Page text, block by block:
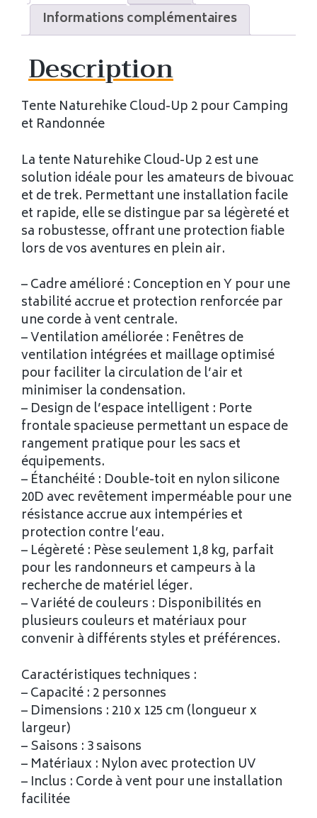
Informations complémentaires
Description
Tente Naturehike Cloud-Up 2 pour Camping
et Randonnée
La tente Naturehike Cloud-Up 2 est une
solution idéale pour les amateurs de bivouac
et de trek. Permettant une installation facile
et rapide, elle se distingue par sa légèreté et
sa robustesse, offrant une protection fiable
lors de vos aventures en plein air.
– Cadre amélioré : Conception en Y pour une
stabilité accrue et protection renforcée par
une corde à vent centrale.
– Ventilation améliorée : Fenêtres de
ventilation intégrées et maillage optimisé
pour faciliter la circulation de l’air et
minimiser la condensation.
– Design de l’espace intelligent : Porte
frontale spacieuse permettant un espace de
rangement pratique pour les sacs et
équipements.
– Étanchéité : Double-toit en nylon silicone
20D avec revêtement imperméable pour une
résistance accrue aux intempéries et
protection contre l’eau.
– Légèreté : Pèse seulement 1,8 kg, parfait
pour les randonneurs et campeurs à la
recherche de matériel léger.
– Variété de couleurs : Disponibilités en
plusieurs couleurs et matériaux pour
convenir à différents styles et préférences.
Caractéristiques techniques :
– Capacité : 2 personnes
– Dimensions : 210 x 125 cm (longueur x
largeur)
– Saisons : 3 saisons
– Matériaux : Nylon avec protection UV
– Inclus : Corde à vent pour une installation
facilitée